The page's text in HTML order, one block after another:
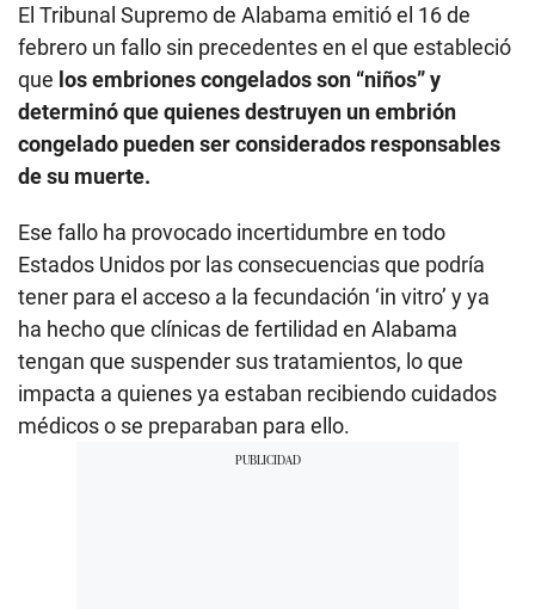
El Tribunal Supremo de Alabama emitió el 16 de
febrero un fallo sin precedentes en el que estableció
que los embriones congelados son “niños” y
determinó que quienes destruyen un embrión
congelado pueden ser considerados responsables
de su muerte.
Ese fallo ha provocado incertidumbre en todo
Estados Unidos por las consecuencias que podría
tener para el acceso a la fecundación ‘in vitro’ y ya
ha hecho que clínicas de fertilidad en Alabama
tengan que suspender sus tratamientos, lo que
impacta a quienes ya estaban recibiendo cuidados
médicos o se preparaban para ello.